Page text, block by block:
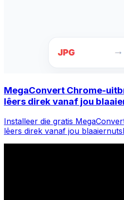
MegaConvert Chrome-
lêers direk vanaf jou
Installeer die gratis
lêers direk vanaf jou